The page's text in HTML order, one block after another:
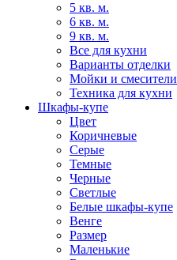
5 кв. м.
6 кв. м.
9 кв. м.
Все для кухни
Варианты отделки
Мойки и смесители
Техника для кухни
Шкафы-купе
Цвет
Коричневые
Серые
Темные
Черные
Светлые
Белые шкафы-купе
Венге
Размер
Маленькие